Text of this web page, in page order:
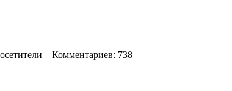
Комментариев: 738